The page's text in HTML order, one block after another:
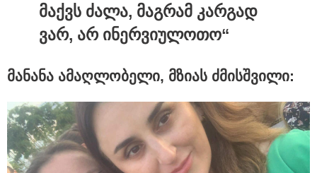
მნიშვნელოვანი ინფორმაცია
მაქვს ძალა, მაგ­რამ კარ­გად
ვარ, არ ინერ­ვი­უ­ლო­თო“
მა­ნა­ნა ამაღ­ლო­ბე­ლი, მზი­ას ძმის­შვი­ლი: